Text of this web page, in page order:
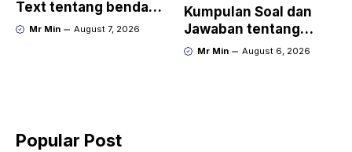
Text tentang benda
“Diecast JADA –
Mr Min August 7, 2026
Kumpulan Soal dan
Jawaban tentang
Report Text Terbaru
Mr Min August 6, 2026
Popular Post